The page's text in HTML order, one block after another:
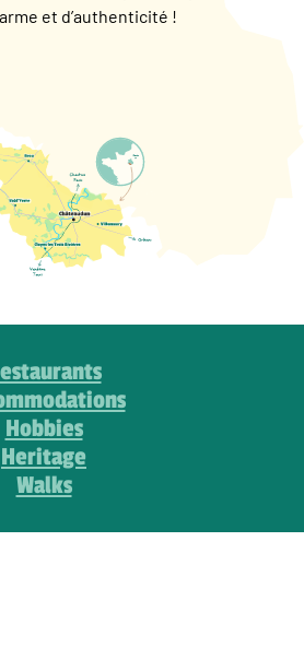
et d’authenticité !
Hobbies
Heritage
Walks